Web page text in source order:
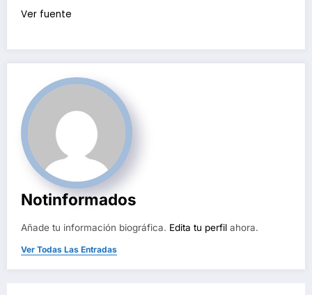
Ver fuente
Notinformados
Añade tu información biográfica. Edita tu perfil ahora.
Ver Todas Las Entradas